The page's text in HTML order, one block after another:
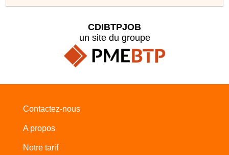
CDIBTPJOB
un site du groupe
Contactez-nous
A propos
Notre tarif